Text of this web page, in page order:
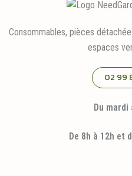
Consommables, pièces
espaces
02 99
Du mardi
De 8h à 12h et